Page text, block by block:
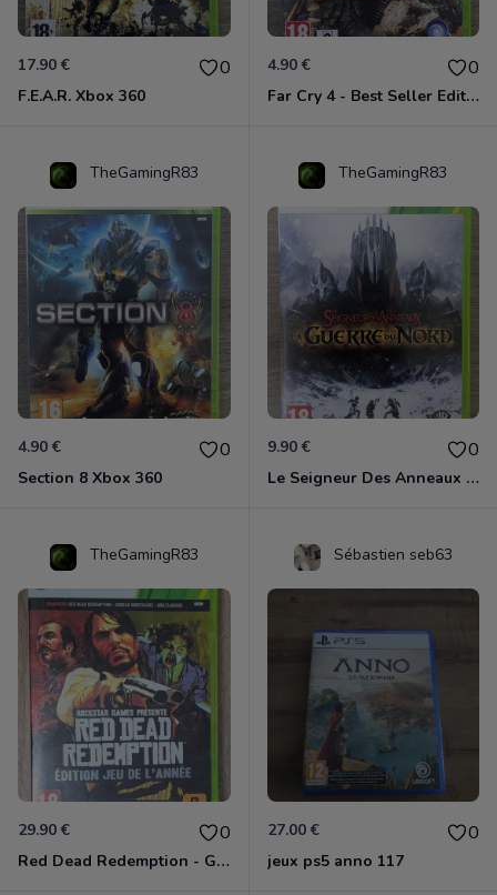
17.90 € 0
F.E.A.R. Xbox 360
4.90 € 0
Far Cry 4 - Best Seller Edition Xbox 360
TheGamingR83
4.90 € 0
Section 8 Xbox 360
TheGamingR83
9.90 € 0
Le Seigneur Des Anneaux - La Guerre Du Nord Xbox 360
TheGamingR83
29.90 € 0
Red Dead Redemption - Game Of The Year Xbox 360
Sébastien seb63
27.00 € 0
jeux ps5 anno 117